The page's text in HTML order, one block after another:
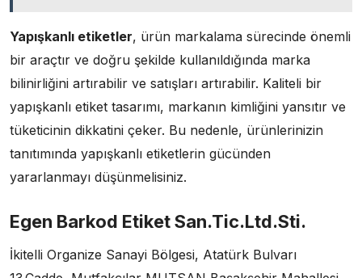
Yapışkanlı etiketler, ürün markalama sürecinde önemli
bir araçtır ve doğru şekilde kullanıldığında marka
bilinirliğini artırabilir ve satışları artırabilir. Kaliteli bir
yapışkanlı etiket tasarımı, markanın kimliğini yansıtır ve
tüketicinin dikkatini çeker. Bu nedenle, ürünlerinizin
tanıtımında yapışkanlı etiketlerin gücünden
yararlanmayı düşünmelisiniz.
Egen Barkod Etiket San.Tic.Ltd.Sti.
İkitelli Organize Sanayi Bölgesi, Atatürk Bulvarı